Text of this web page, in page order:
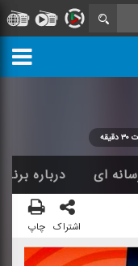
ای درباره
اشتراک چاپ